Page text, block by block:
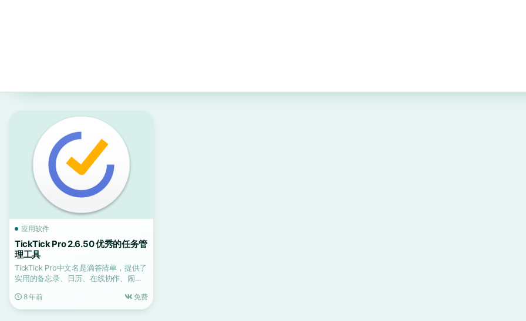
应用软件
TickTick Pro 2.6.50 优秀的任务管
理工具
TickTick Pro中文名是滴答清单，提供了
实用的备忘录、日历、在线协作、闹钟
8 年前
免费